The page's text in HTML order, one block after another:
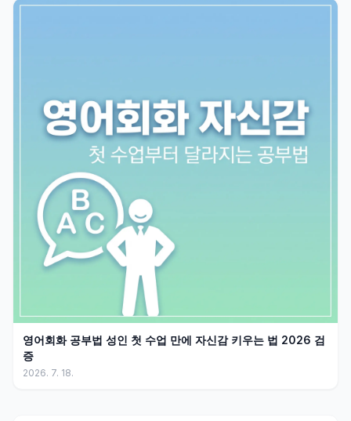
영어회화 공부법 성인 첫 수업 만에 자신감 키우는 법 2026 검
증
2026. 7. 18.